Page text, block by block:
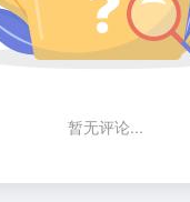
暂无评论...